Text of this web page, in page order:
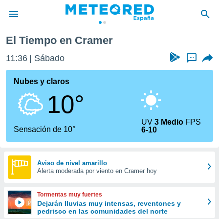
de
por
que se
calidad.
a este
las
y
digital
basada
El Tiempo en Cramer
11:36 Sábado ...
Nubes y claros
10°
Sensación de 10°
UV3 Medio FPS
6-10
Aviso de nivel amarillo
Alerta moderada por viento en Cramer hoy
Tormentas muy fuertes
Dejarán lluvias muy intensas, reventones y
pedrisco en las comunidades del norte